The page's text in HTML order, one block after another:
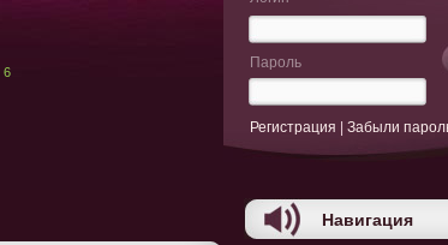
6
Пароль
Регистрация Забыли
Навигация